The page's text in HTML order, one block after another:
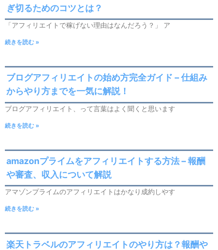
ぎ切るためのコツとは？
「アフィリエイトで稼げない理由はなんだろう？」 ア
続きを読む »
ブログアフィリエイトの始め方完全ガイド – 仕組み
からやり方までを一気に解説！
ブログアフィリエイト、って言葉はよく聞くと思います
続きを読む »
amazonプライムをアフィリエイトする方法 – 報酬
や審査、収入について解説
アマゾンプライムのアフィリエイトはかなり成約しやす
続きを読む »
楽天トラベルのアフィリエイトのやり方は？報酬や